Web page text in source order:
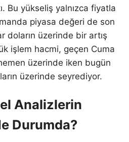
Bu yükseliş yalnızca fiyatla
piyasa değeri de son
doların üzerinde bir artış
işlem hacmi, geçen Cuma
üzerinde iken bugün
üzerinde seyrediyor.
Analizlerin
Durumda?